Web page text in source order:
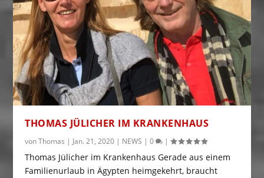
THOMAS JÜLICHER IM KRANKENHAUS
vonThomas | Jan. 21, 2020 | NEWS |0 |
Thomas Jülicher im Krankenhaus Gerade aus einem
Familienurlaub in Ägypten heimgekehrt, braucht